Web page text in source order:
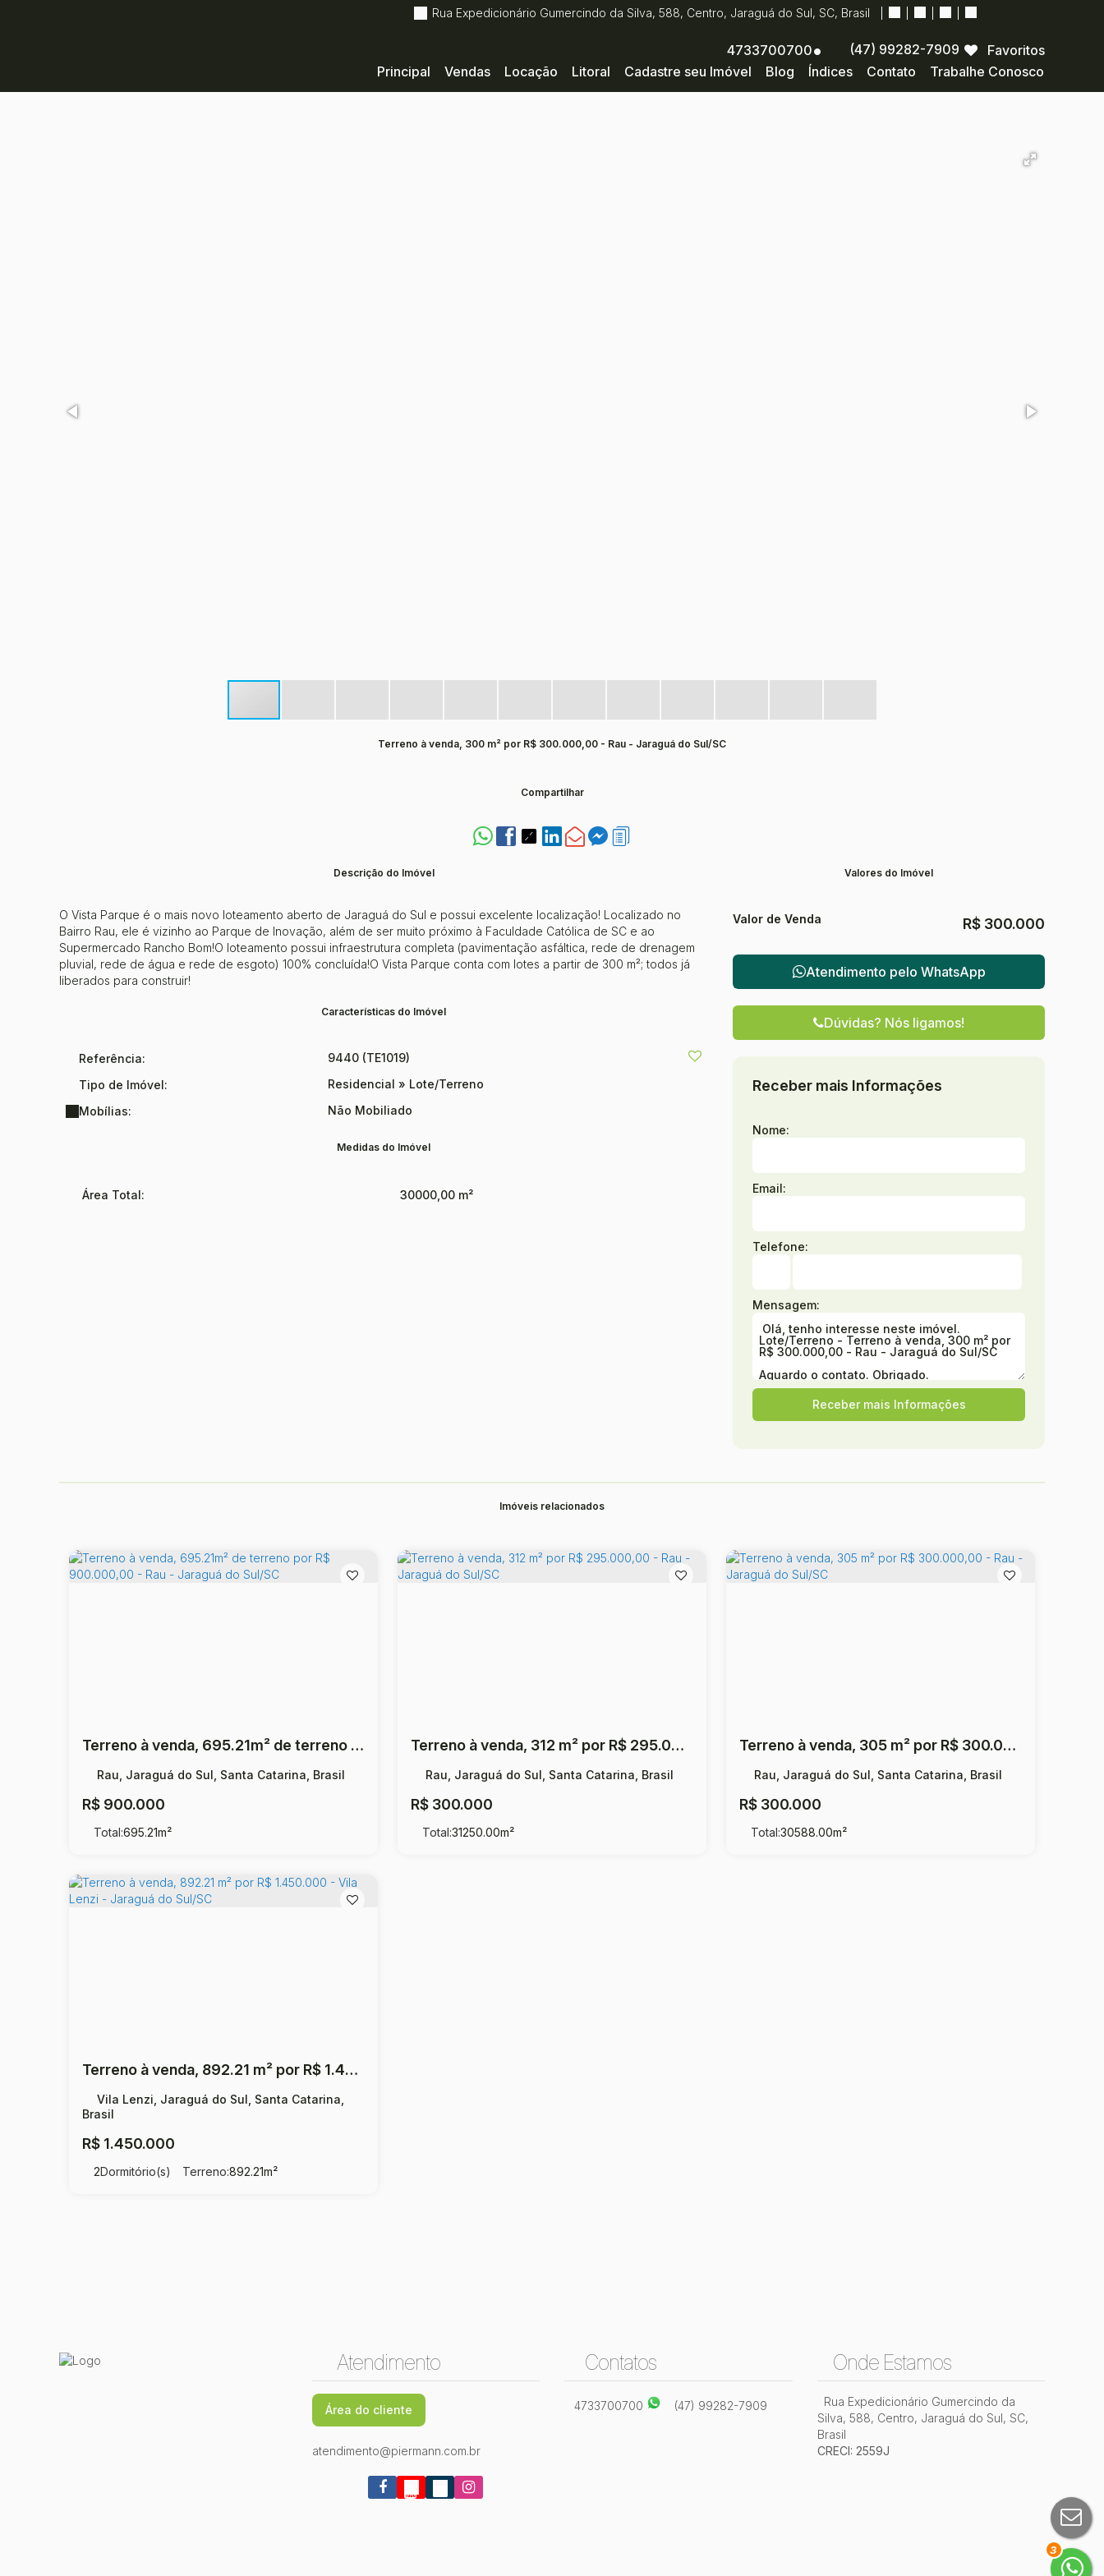
Rua Expedicionário Gumercindo da Silva, 588, Centro, Jaraguá do Sul, SC, Brasil
Trabalhe Conosco
Contato
Índices
Blog
Cadastre seu Imóvel
Litoral
Locação
Vendas
Principal
Favoritos
4733700700 (47) 99282-7909
3
Terreno à venda, 300 m² por R$ 300.000,00 - Rau - Jaraguá do Sul/SC
Compartilhar
Descrição do Imóvel
O Vista Parque é o mais novo loteamento aberto de Jaraguá do Sul e possui excelente localização! Localizado no
Bairro Rau, ele é vizinho ao Parque de Inovação, além de ser muito próximo à Faculdade Católica de SC e ao
Supermercado Rancho Bom!O loteamento possui infraestrutura completa (pavimentação asfáltica, rede de drenagem
pluvial, rede de água e rede de esgoto) 100% concluída!O Vista Parque conta com lotes a partir de 300 m²; todos já
liberados para construir!
Características do Imóvel
Referência: 9440 (TE1019)
Tipo de Imóvel:
Residencial » Lote/Terreno
Mobílias:
Não Mobiliado
Medidas do Imóvel
Área Total: 30000,00 m²
Valores do Imóvel
R$ 300.000
Valor de Venda
Atendimento pelo WhatsApp
Dúvidas? Nós ligamos!
Receber mais Informações
Nome:
Email:
Telefone:
Mensagem:
Imóveis relacionados
Terreno à venda, 695.21m² de terreno por R$ 900.000,00 - Rau - Jaraguá do Sul/SC
R$ 900.000
Rau, Jaraguá do Sul, Santa Catarina, Brasil
Total:695.21m²
Terreno à venda, 312 m² por R$ 295.000,00 - Rau - Jaraguá do Sul/SC
R$300.000
Rau, Jaraguá do Sul, Santa Catarina, Brasil
Total:31250.00m²
Terreno à venda, 305 m² por R$ 300.000,00 - Rau - Jaraguá do Sul/SC
R$300.000
Rau, Jaraguá do Sul, Santa Catarina, Brasil
Total:30588.00m²
Terreno à venda, 892.21 m² por R$ 1.450.000 - Vila Lenzi - Jaraguá do Sul/SC
R$ 1.450.000
Vila Lenzi, Jaraguá do Sul, Santa Catarina,
Brasil
2Dormitório(s) Terreno:892.21m²
Atendimento
Área do cliente
atendimento@piermann.com.br
Contatos
4733700700 (47) 99282-7909
Onde Estamos
Rua Expedicionário Gumercindo da
Silva, 588, Centro, Jaraguá do Sul, SC,
Brasil
CRECI: 2559J